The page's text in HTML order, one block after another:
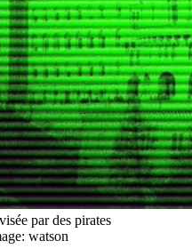
par des pirates
watson